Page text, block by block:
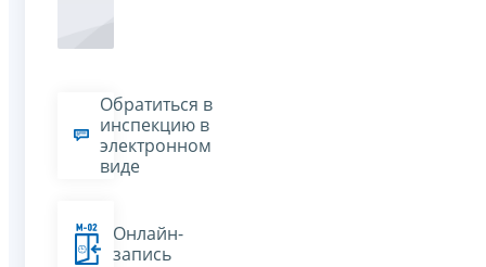
Обратиться в
инспекцию в
электронном
виде
Онлайн-
запись